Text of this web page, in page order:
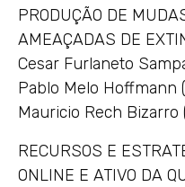
PRODUÇÃO DE
AMEAÇADAS DE
Cesar Furlaneto
Pablo Melo Hoffmann
Mauricio Rech Bizarro
RECURSOS E
ONLINE E ATIVO DA